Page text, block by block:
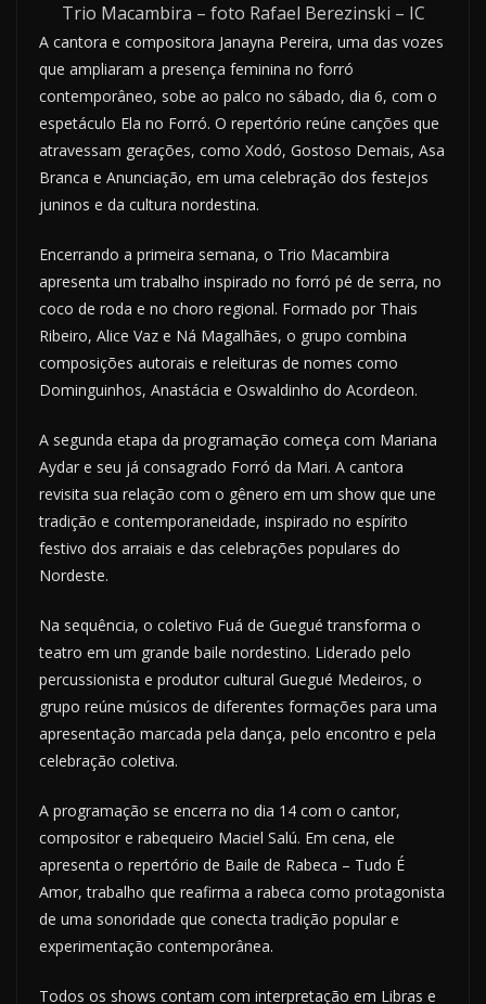
Trio Macambira – foto Rafael Berezinski – IC
A cantora e compositora Janayna Pereira, uma das vozes
que ampliaram a presença feminina no forró
contemporâneo, sobe ao palco no sábado, dia 6, com o
espetáculo Ela no Forró. O repertório reúne canções que
atravessam gerações, como Xodó, Gostoso Demais, Asa
Branca e Anunciação, em uma celebração dos festejos
juninos e da cultura nordestina.
Encerrando a primeira semana, o Trio Macambira
apresenta um trabalho inspirado no forró pé de serra, no
coco de roda e no choro regional. Formado por Thais
Ribeiro, Alice Vaz e Ná Magalhães, o grupo combina
composições autorais e releituras de nomes como
Dominguinhos, Anastácia e Oswaldinho do Acordeon.
A segunda etapa da programação começa com Mariana
Aydar e seu já consagrado Forró da Mari. A cantora
revisita sua relação com o gênero em um show que une
tradição e contemporaneidade, inspirado no espírito
festivo dos arraiais e das celebrações populares do
Nordeste.
Na sequência, o coletivo Fuá de Guegué transforma o
teatro em um grande baile nordestino. Liderado pelo
percussionista e produtor cultural Guegué Medeiros, o
grupo reúne músicos de diferentes formações para uma
apresentação marcada pela dança, pelo encontro e pela
celebração coletiva.
A programação se encerra no dia 14 com o cantor,
compositor e rabequeiro Maciel Salú. Em cena, ele
apresenta o repertório de Baile de Rabeca – Tudo É
Amor, trabalho que reafirma a rabeca como protagonista
de uma sonoridade que conecta tradição popular e
experimentação contemporânea.
Todos os shows contam com interpretação em Libras e